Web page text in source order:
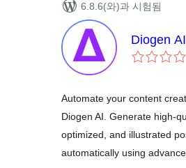
6.8.6(와)과 시험됨
Diogen AI
Automate your content
Diogen AI. Generate high-
optimized, and illustrated
automatically using